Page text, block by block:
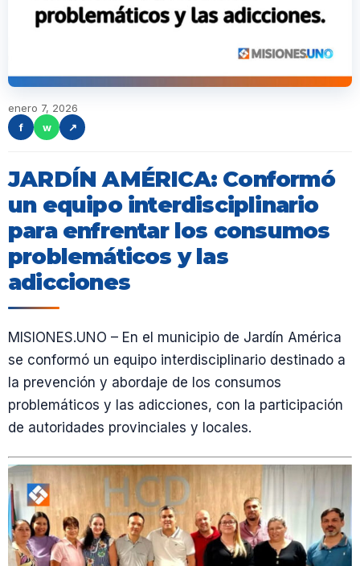
enero 7, 2026
f
w ↗
JARDÍN AMÉRICA: Conformó
un equipo interdisciplinario
para enfrentar los consumos
problemáticos y las
adicciones
MISIONES.UNO – En el municipio de Jardín América
se conformó un equipo interdisciplinario destinado a
la prevención y abordaje de los consumos
problemáticos y las adicciones, con la participación
de autoridades provinciales y locales.